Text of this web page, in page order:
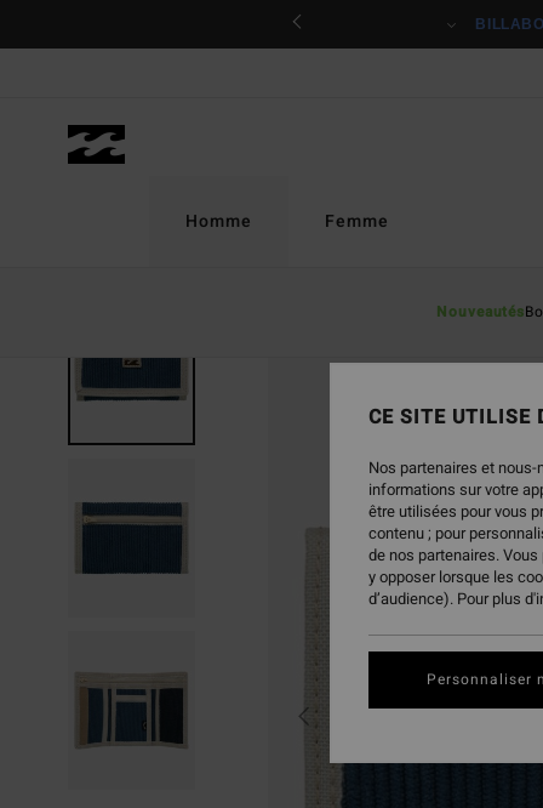
Homme
Nouveautés
Femme
CE SITE UTILISE
Nos partenaires et
informations sur votre
être utilisées pour vous
contenu ; pour
de nos partenaires.
y opposer lorsque les
d’audience). Pour plus
Personnaliser